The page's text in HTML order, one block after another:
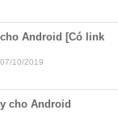
Android [Có link
10/2019
cho Android